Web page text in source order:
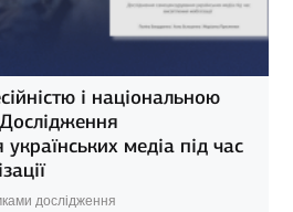
і національною
медіа під час
дослідження